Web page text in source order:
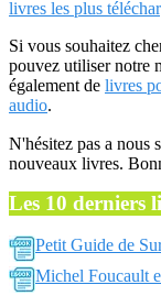
livres les plus
Si vous souhaitez
pouvez utiliser notre
également de livres
audio.
N'hésitez pas a nous
nouveaux livres.
Les 10 derniers
Petit Guide de
Michel Foucault